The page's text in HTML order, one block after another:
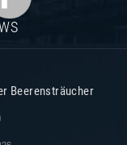
Beerensträucher